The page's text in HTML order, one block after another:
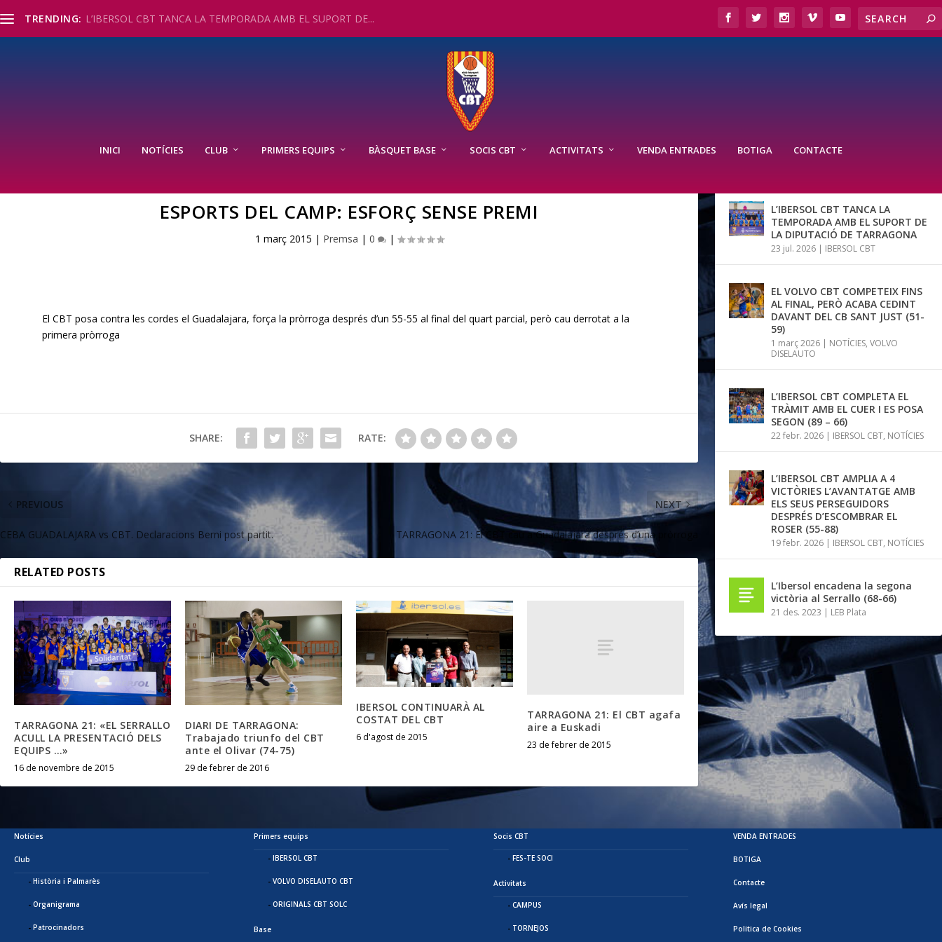
TRENDING: L’IBERSOL CBT TANCA LA TEMPORADA AMB EL SUPORT DE...
INICI NOTÍCIES CLUB PRIMERS EQUIPS BÀSQUET BASE SOCIS CBT ACTIVITATS VENDA ENTRADES BOTIGA CONTACTE
ESPORTS DEL CAMP: ESFORÇ SENSE PREMI
1 març 2015 | Premsa | 0 |
El CBT posa contra les cordes el Guadalajara, força la pròrroga després d’un 55-55 al final del quart parcial, però cau derrotat a la
primera pròrroga
SHARE: RATE:
PREVIOUS
CEBA GUADALAJARA vs CBT. Declaracions Berni post partit.
NEXT
TARRAGONA 21: El CBT cau a Guadalajara després d’una pròrroga
RELATED POSTS
TARRAGONA 21: «EL SERRALLO
ACULL LA PRESENTACIÓ DELS
EQUIPS …»
16 de novembre de 2015
DIARI DE TARRAGONA:
Trabajado triunfo del CBT
ante el Olivar (74-75)
29 de febrer de 2016
IBERSOL CONTINUARÀ AL
COSTAT DEL CBT
6 d'agost de 2015
TARRAGONA 21: El CBT agafa
aire a Euskadi
23 de febrer de 2015
L’IBERSOL CBT TANCA LA
TEMPORADA AMB EL SUPORT DE
LA DIPUTACIÓ DE TARRAGONA
23 jul. 2026 | IBERSOL CBT
EL VOLVO CBT COMPETEIX FINS
AL FINAL, PERÒ ACABA CEDINT
DAVANT DEL CB SANT JUST (51-
59)
1 març 2026 | NOTÍCIES, VOLVO
DISELAUTO
L’IBERSOL CBT COMPLETA EL
TRÀMIT AMB EL CUER I ES POSA
SEGON (89 – 66)
22 febr. 2026 | IBERSOL CBT, NOTÍCIES
L’IBERSOL CBT AMPLIA A 4
VICTÒRIES L’AVANTATGE AMB
ELS SEUS PERSEGUIDORS
DESPRÉS D’ESCOMBRAR EL
ROSER (55-88)
19 febr. 2026 | IBERSOL CBT, NOTÍCIES
L’Ibersol encadena la segona
victòria al Serrallo (68-66)
21 des. 2023 | LEB Plata
Notícies
Club
Història i Palmarès
Organigrama
Patrocinadors
Primers equips
IBERSOL CBT
VOLVO DISELAUTO CBT
ORIGINALS CBT SOLC
Base
Socis CBT
FES-TE SOCI
Activitats
CAMPUS
TORNEJOS
VENDA ENTRADES
BOTIGA
Contacte
Avís legal
Politica de Cookies